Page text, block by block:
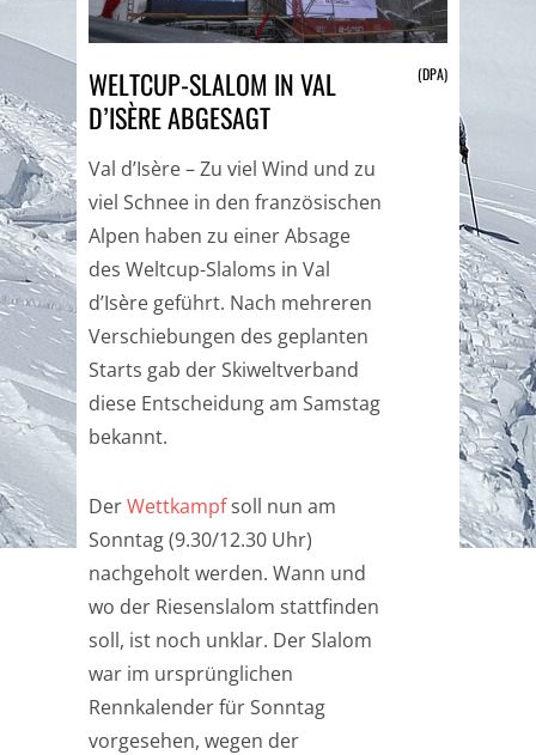
WELTCUP-SLALOM IN VAL
D’ISÈRE ABGESAGT
(DPA)
Val d’Isère – Zu viel Wind und zu
viel Schnee in den französischen
Alpen haben zu einer Absage
des Weltcup-Slaloms in Val
d’Isère geführt. Nach mehreren
Verschiebungen des geplanten
Starts gab der Skiweltverband
diese Entscheidung am Samstag
bekannt.
DerWettkampfsoll nun am
Sonntag (9.30/12.30 Uhr)
nachgeholt werden. Wann und
wo der Riesenslalom stattfinden
soll, ist noch unklar. Der Slalom
war im ursprünglichen
Rennkalender für Sonntag
vorgesehen, wegen der